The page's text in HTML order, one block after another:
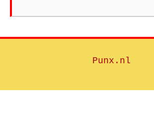
Punx.nl